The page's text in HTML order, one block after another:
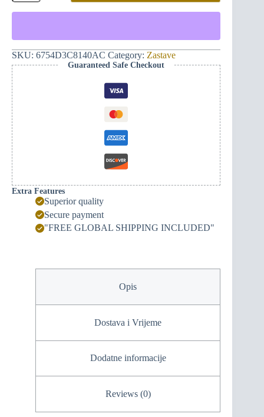
Vječna
Crna
Ruka
(crvena)
quantity
SKU: 6754D3C8140AC Category: Zastave
Guaranteed Safe Checkout
Extra Features
Superior quality
Secure payment
"FREE GLOBAL SHIPPING INCLUDED"
Opis
Dostava i Vrijeme
Dodatne informacije
Reviews (0)